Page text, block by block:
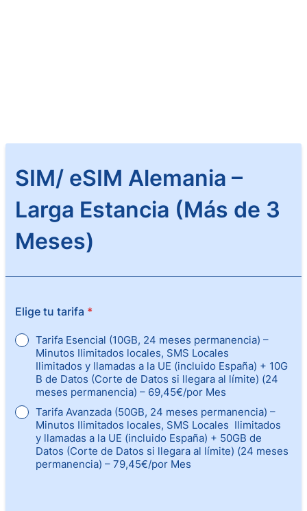
SIM/ eSIM Alemania –
Larga Estancia (Más de 3
Meses)
Elige tu tarifa *
Tarifa Esencial (10GB, 24 meses permanencia) –
Minutos Ilimitados locales, SMS Locales
Ilimitados y llamadas a la UE (incluido España) + 10G
B de Datos (Corte de Datos si llegara al límite) (24
meses permanencia) – 69,45€/por Mes
Tarifa Avanzada (50GB, 24 meses permanencia) –
Minutos Ilimitados locales, SMS Locales Ilimitados
y llamadas a la UE (incluido España) + 50GB de
Datos (Corte de Datos si llegara al límite) (24 meses
permanencia) – 79,45€/por Mes